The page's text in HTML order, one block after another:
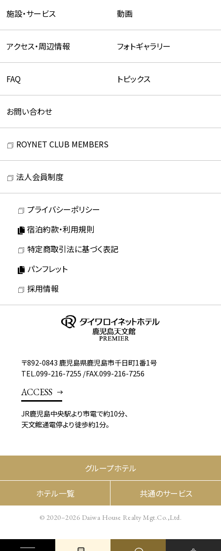
施設・サービス 動画
アクセス・周辺情報 フォトギャラリー
FAQ トピックス
お問い合わせ
ROYNET CLUB MEMBERS
法人会員制度
プライバシーポリシー
宿泊約款・利用規則
特定商取引法に基づく表記
パンフレット
採用情報
〒892-0843 鹿児島県鹿児島市千日町1番1号
TEL.099-216-7255 /FAX.099-216-7256
ACCESS
JR鹿児島中央駅より市電で約10分、
天文館通電停より徒歩約1分。
グループホテル
ホテル一覧 共通のサービス
© 2020–2026 Daiwa House Realty Mgt.Co.,Ltd.